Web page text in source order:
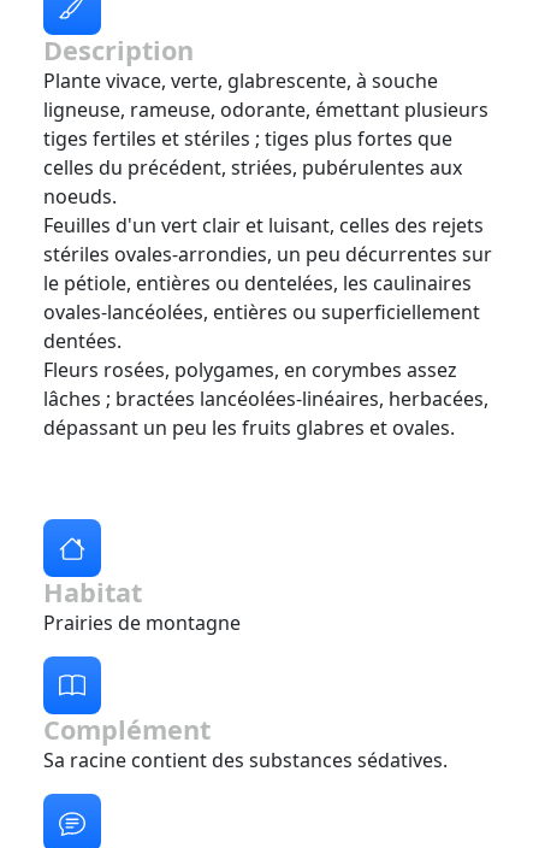
Description
Plante vivace, verte, glabrescente, à souche
ligneuse, rameuse, odorante, émettant plusieurs
tiges fertiles et stériles ; tiges plus fortes que
celles du précédent, striées, pubérulentes aux
noeuds.
Feuilles d'un vert clair et luisant, celles des rejets
stériles ovales-arrondies, un peu décurrentes sur
le pétiole, entières ou dentelées, les caulinaires
ovales-lancéolées, entières ou superficiellement
dentées.
Fleurs rosées, polygames, en corymbes assez
lâches ; bractées lancéolées-linéaires, herbacées,
dépassant un peu les fruits glabres et ovales.
Habitat
Prairies de montagne
Complément
Sa racine contient des substances sédatives.